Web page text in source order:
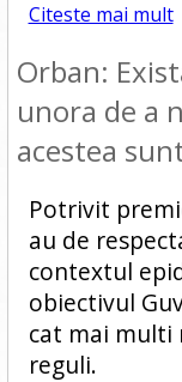
Citeste mai mult
Orban:
unora de a
acestea
Potrivit
au de
contextul
obiectivul
cat mai multi
reguli.